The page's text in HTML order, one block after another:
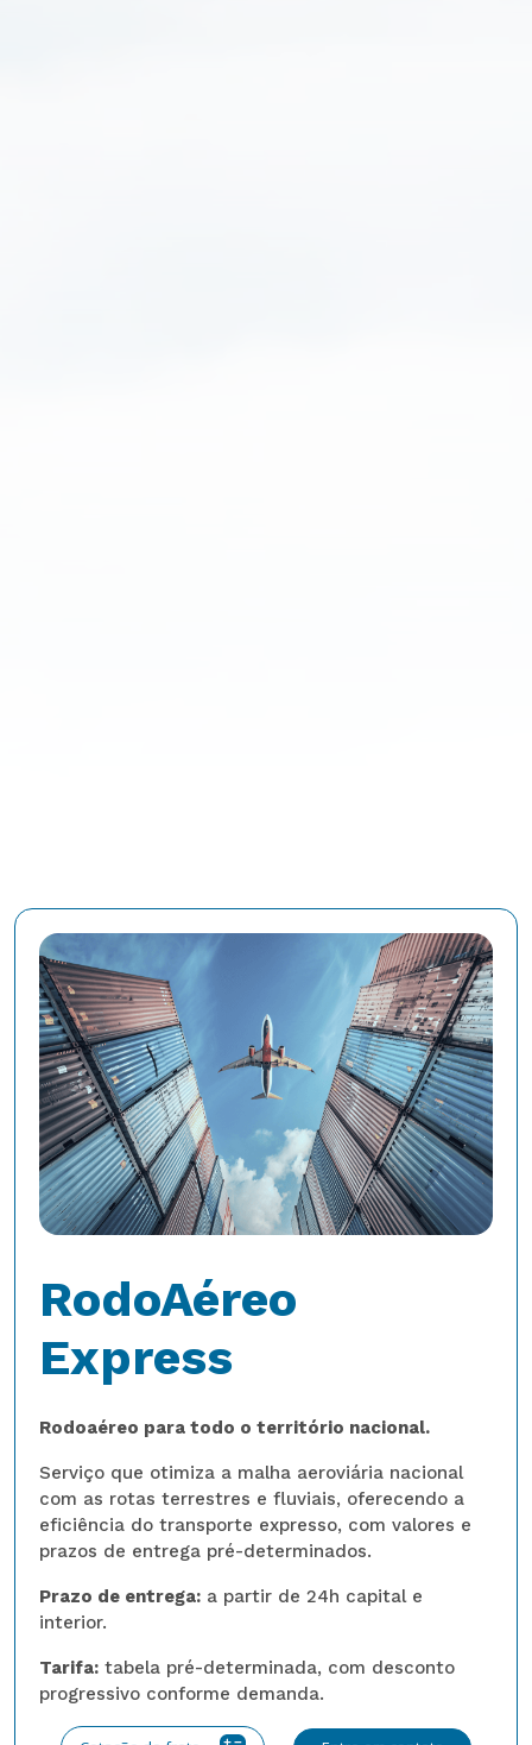
RodoAéreo
Express
Rodoaéreo para todo o território nacional.
Serviço que otimiza a malha aeroviária nacional
com as rotas terrestres e fluviais, oferecendo a
eficiência do transporte expresso, com valores e
prazos de entrega pré-determinados.
Prazo de entrega: a partir de 24h capital e
interior.
Tarifa: tabela pré-determinada, com desconto
progressivo conforme demanda.